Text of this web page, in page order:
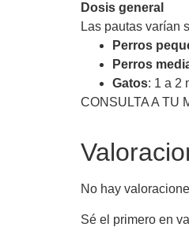
Dosis general
Las pautas varían
Perros
Perros
Gatos: 1 a 2
CONSULTA A TU
No hay
Sé el primero en